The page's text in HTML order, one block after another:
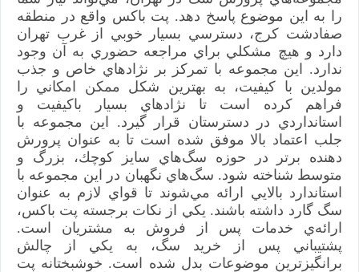
را به اين موضوع پاسخ دهد. پت باكس واقع در منطقه
صفادشت كرج، دسترسي بسيار خوبي از غرب تهران
دارد و هيچ مشكلي براي مراجعه حضوري به آن وجود
ندارد. اين مجموعه با تمركز بر نژادهاي خاص و جذب
مولدين با كيفيت، به بهترين شكل ممكن امكاني را
فراهم كرده است تا نژادهاي بسيار باكيفيت و
استانداردي در دسترستان قرار گيرد. اين مجموعه با
جلب اعتماد بالا موفق شده است تا به عنوان پرورش
دهنده برتر در حوزه سگ‌هاي سايز كوچك، بزرگ و
متوسط شناخته شود. سگ‌هاي نگهبان در اين مجموعه با
استاندارد بالايي ارائه مي‌شوند تا قواي لازم به عنوان
سگ گارد داشته باشند. يكي از نكات برجسته‌ پت باكس،
ارائه‌ي خدمات پس از فروش به مشتريان است.
پشتيباني پس از خريد سگ، به يكي از چالش
برانگيزترين موضوعات بدل شده است. خوشبختانه پت